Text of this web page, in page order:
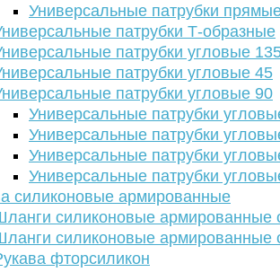
Универсальные патрубки
патрубки Т-образные
патрубки угловые
патрубки угловые 45
патрубки угловые 90
Универсальные патрубки
Универсальные патрубки
Универсальные патрубки
Универсальные патрубки
силиконовые армированные
силиконовые армированные
силиконовые армированные
фторсиликон